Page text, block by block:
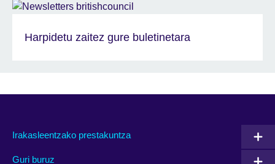
Harpidetu zaitez gure buletinetara
Irakasleentzako prestakuntza
Guri buruz